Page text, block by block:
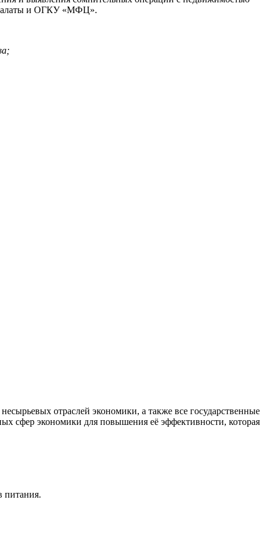
палаты и ОГКУ «МФЦ».
отраслей экономики, а также все государственные
сфер экономики для повышения её эффективности, которая
питания.